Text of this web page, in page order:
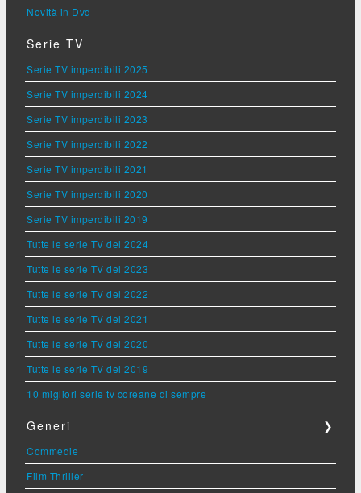
Novità in Dvd
Serie TV
Serie TV imperdibili 2025
Serie TV imperdibili 2024
Serie TV imperdibili 2023
Serie TV imperdibili 2022
Serie TV imperdibili 2021
Serie TV imperdibili 2020
Serie TV imperdibili 2019
Tutte le serie TV del 2024
Tutte le serie TV del 2023
Tutte le serie TV del 2022
Tutte le serie TV del 2021
Tutte le serie TV del 2020
Tutte le serie TV del 2019
10 migliori serie tv coreane di sempre
Generi ❯
Commedie
Film Thriller